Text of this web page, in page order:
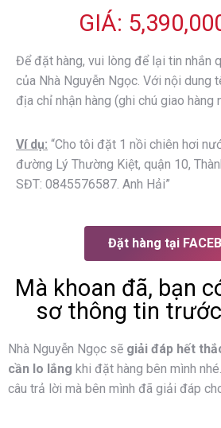
GIÁ:
Để đặt hàng, vui lòng để lại tin nhắn
của Nhà Nguyễn Ngọc. Với nội dung
địa chỉ nhận hàng (ghi chú giao hàng
Ví dụ: “Cho tôi đặt 1 nồi chiên hơi
đường Lý Thường Kiệt, quận 10,
SĐT: 0845576587. Anh Hải”
Đặt hàng tại
Mà khoan đã, bạn
sơ thông tin
Nhà Nguyễn Ngọc sẽ giải đáp hết
cần lo lắng khi đặt hàng bên mình nhé.
câu trả lời mà bên mình đã giải đáp